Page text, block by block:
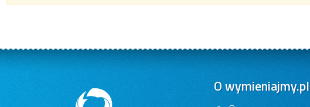
O wymieniajmy.pl